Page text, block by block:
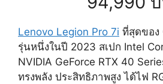
Lenovo Legion Pro 7i ที่สุดของ
รุ่นหนึ่งในปี 2023 สเปก Intel
NVIDIA GeForce RTX 40
ทรงพลัง ประสิทธิภาพสูง ได้ไฟ